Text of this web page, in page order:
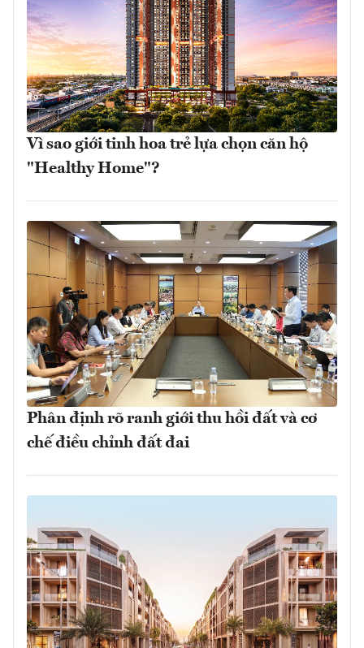
Vì sao giới tinh hoa trẻ lựa chọn căn hộ
"Healthy Home"?
Phân định rõ ranh giới thu hồi đất và cơ
chế điều chỉnh đất đai